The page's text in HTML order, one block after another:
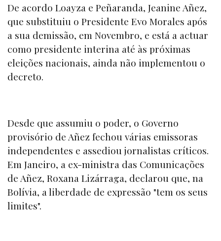
De acordo Loayza e Peñaranda, Jeanine Añez,
que substituiu o Presidente Evo Morales após
a sua demissão, em Novembro, e está a actuar
como presidente interina até às próximas
eleições nacionais, ainda não implementou o
decreto.
Desde que assumiu o poder, o Governo
provisório de Añez fechou várias emissoras
independentes e assediou jornalistas críticos.
Em Janeiro, a ex-ministra das Comunicações
de Añez, Roxana Lizárraga, declarou que, na
Bolívia, a liberdade de expressão "tem os seus
limites".